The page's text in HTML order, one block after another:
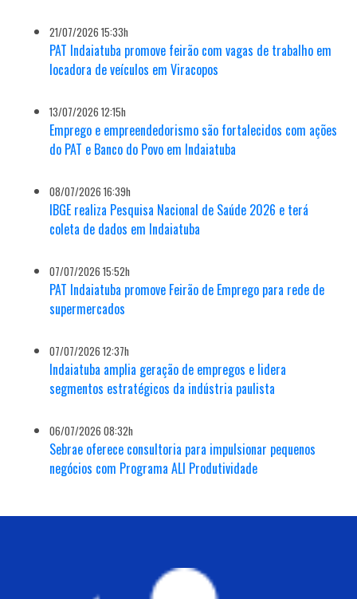
21/07/2026 15:33h
PAT Indaiatuba promove feirão com vagas de trabalho em
locadora de veículos em Viracopos
13/07/2026 12:15h
Emprego e empreendedorismo são fortalecidos com ações
do PAT e Banco do Povo em Indaiatuba
08/07/2026 16:39h
IBGE realiza Pesquisa Nacional de Saúde 2026 e terá
coleta de dados em Indaiatuba
07/07/2026 15:52h
PAT Indaiatuba promove Feirão de Emprego para rede de
supermercados
07/07/2026 12:37h
Indaiatuba amplia geração de empregos e lidera
segmentos estratégicos da indústria paulista
06/07/2026 08:32h
Sebrae oferece consultoria para impulsionar pequenos
negócios com Programa ALI Produtividade